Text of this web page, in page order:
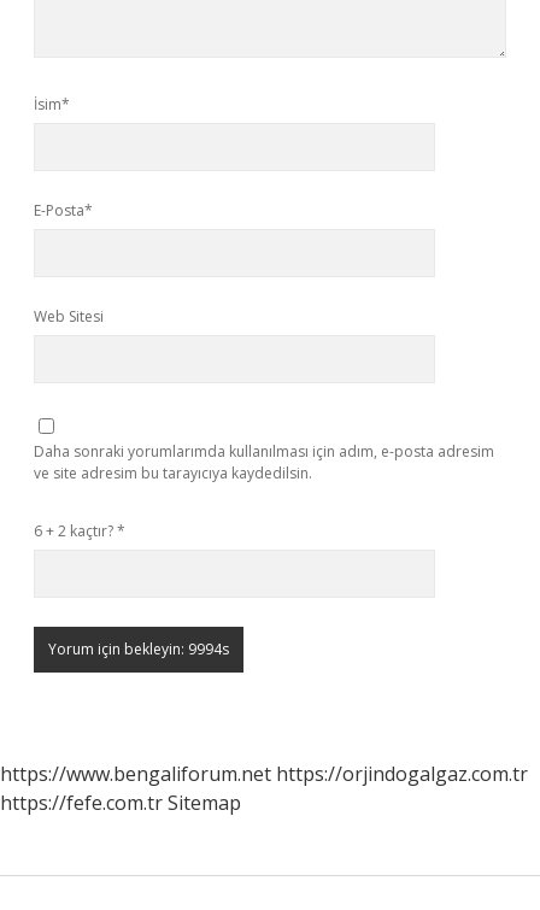
İsim*
E-Posta*
Web Sitesi
Daha sonraki yorumlarımda kullanılması için adım, e-posta adresim
ve site adresim bu tarayıcıya kaydedilsin.
6 + 2 kaçtır?*
https://www.bengaliforum.net https://orjindogalgaz.com.tr
https://fefe.com.trSitemap